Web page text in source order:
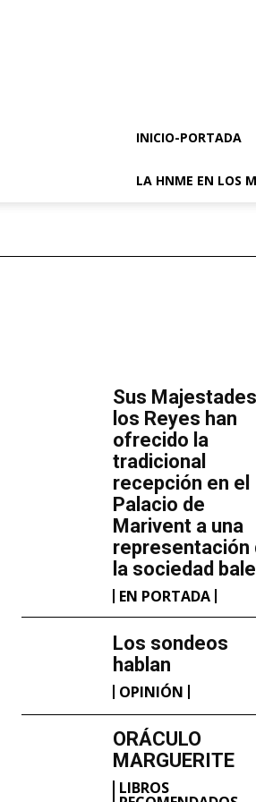
INICIO-PORTADA
LA HNME EN LOS
​Sus Majestades
los Reyes han
ofrecido la
tradicional
recepción en el
Palacio de
Marivent​ a una
representación
la sociedad
EN PORTADA
Los sondeos
hablan
OPINIÓN
ORÁCULO
MARGUERITE
LIBROS